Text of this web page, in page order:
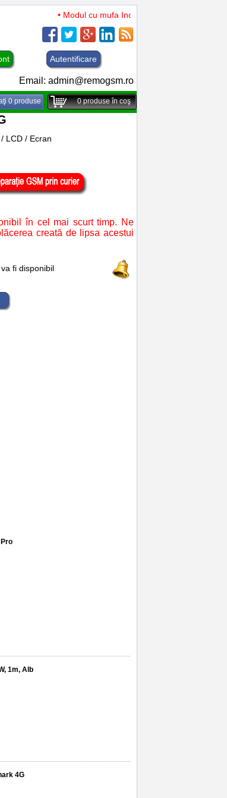
• Modul cu mufa Incarcare si microfon TCL 50
Autentificare
Email: admin@remogsm.ro
0 produse 0produse în coş
LCD / Ecran
în cel mai scurt timp. Ne
creată de lipsa acestui
fi disponibil
1m, Alb
4G